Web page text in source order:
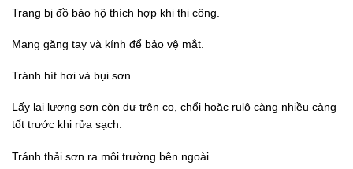
Trang bị đồ bảo hộ thích hợp khi thi công.
Mang găng tay và kính để bảo vệ mắt.
Tránh hít hơi và bụi sơn.
Lấy lại lượng sơn còn dư trên cọ, chổi hoặc rulô càng nhiều càng
tốt trước khi rửa sạch.
Tránh thải sơn ra môi trường bên ngoài